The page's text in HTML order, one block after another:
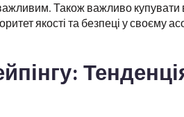
Також важливо купувати
якості та безпеці у своєму